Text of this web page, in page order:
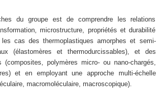
du groupe est de comprendre les relations
microstructure, propriétés et durabilité
cas des thermoplastiques amorphes et semi-
(élastomères et thermodurcissables), et des
(composites, polymères micro- ou nano-chargés,
et en employant une approche multi-échelle
macromoléculaire, macroscopique).